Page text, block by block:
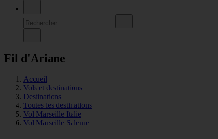
Fil d'Ariane
Accueil
Vols et destinations
Destinations
Toutes les destinations
Vol Marseille Italie
Vol Marseille Salerne